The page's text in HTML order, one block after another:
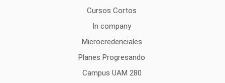
Cursos Cortos
In company
Microcredenciales
Planes Progresando
Campus UAM 280